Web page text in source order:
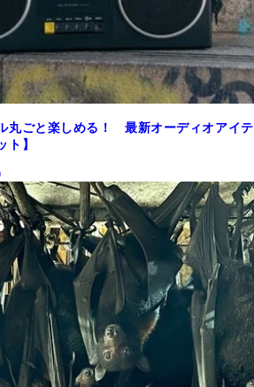
丸ごと楽しめる！ 最新オーディオアイテ
ト】